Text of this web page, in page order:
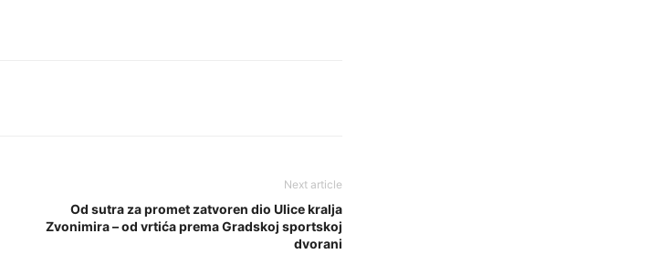
Next article
Od sutra za promet zatvoren dio Ulice kralja
Zvonimira – od vrtića prema Gradskoj sportskoj
dvorani